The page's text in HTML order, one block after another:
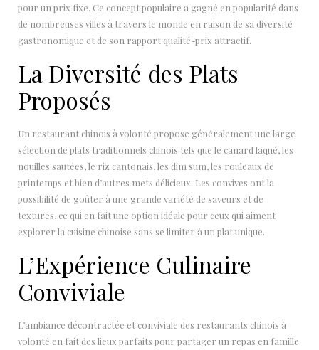
pour un prix fixe. Ce concept populaire a gagné en popularité dans
de nombreuses villes à travers le monde en raison de sa diversité
gastronomique et de son rapport qualité-prix attractif.
La Diversité des Plats
Proposés
Un restaurant chinois à volonté propose généralement une large
sélection de plats traditionnels chinois tels que le canard laqué, les
nouilles sautées, le riz cantonais, les dim sum, les rouleaux de
printemps et bien d’autres mets délicieux. Les convives ont la
possibilité de goûter à une grande variété de saveurs et de
textures, ce qui en fait une option idéale pour ceux qui aiment
explorer la cuisine chinoise sans se limiter à un plat unique.
L’Expérience Culinaire
Conviviale
L’ambiance décontractée et conviviale des restaurants chinois à
volonté en fait des lieux parfaits pour partager un repas en famille